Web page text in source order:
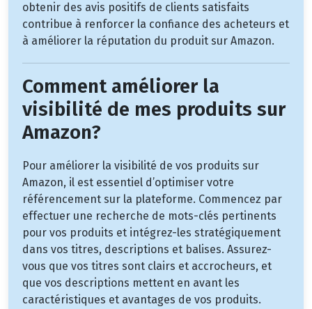
obtenir des avis positifs de clients satisfaits
contribue à renforcer la confiance des acheteurs et
à améliorer la réputation du produit sur Amazon.
Comment améliorer la
visibilité de mes produits sur
Amazon?
Pour améliorer la visibilité de vos produits sur
Amazon, il est essentiel d’optimiser votre
référencement sur la plateforme. Commencez par
effectuer une recherche de mots-clés pertinents
pour vos produits et intégrez-les stratégiquement
dans vos titres, descriptions et balises. Assurez-
vous que vos titres sont clairs et accrocheurs, et
que vos descriptions mettent en avant les
caractéristiques et avantages de vos produits.